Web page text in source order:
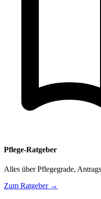
Pflege-Ratgeber
Alles über Pflegegrade,
Zum Ratgeber →